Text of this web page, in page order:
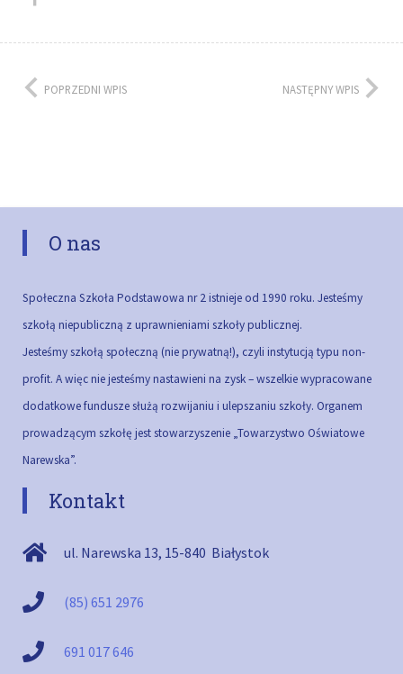
POPRZEDNI WPIS NASTĘPNY WPIS
O nas
Społeczna Szkoła Podstawowa nr 2 istnieje od 1990 roku. Jesteśmy
szkołą niepubliczną z uprawnieniami szkoły publicznej.
Jesteśmy szkołą społeczną (nie prywatną!), czyli instytucją typu non-
profit. A więc nie jesteśmy nastawieni na zysk – wszelkie wypracowane
dodatkowe fundusze służą rozwijaniu i ulepszaniu szkoły. Organem
prowadzącym szkołę jest stowarzyszenie „Towarzystwo Oświatowe
Narewska”.
Kontakt
ul. Narewska 13, 15-840 Białystok
(85) 651 2976
691 017 646